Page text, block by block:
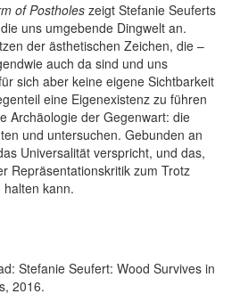
of Postholes zeigt Stefanie Seuferts
uns umgebende Dingwelt an.
der ästhetischen Zeichen, die –
auch da sind und uns
sich aber keine eigene Sichtbarkeit
eine Eigenexistenz zu führen
Archäologie der Gegenwart: die
und untersuchen. Gebunden an
Universalität verspricht, und das,
Repräsentationskritik zum Trotz
kann.